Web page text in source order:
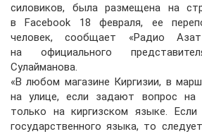
силовиков, была размещена на
в Facebook 18 февраля, ее
человек, сообщает «Радио
на официального
Сулайманова.
«В любом магазине Киргизии, в
на улице, если задают вопрос на
только на киргизском языке.
государственного языка, то